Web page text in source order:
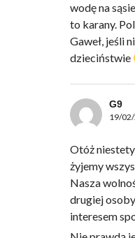
wodę na
to karany.
Gaweł, jeśli
dzieciństwie
G9
19/
Otóż
żyjemy
Nasza
drugiej
interesem